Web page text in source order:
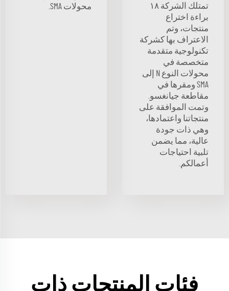
تمتلك الشركة ١٨
براءة اختراع
منتجات، وتم
الاعتراف بها كشركة
تكنولوجية متقدمة
متخصصة في
محولات النوع N إلى
SMA ومقرها في
مقاطعة جيانغسو.
وتمت الموافقة على
منتجاتنا واعتمادها،
وهي ذات جودة
عالية، مما يضمن
تلبية احتياجات
أعمالكم.
محولات SMA.
فئات المنتجات ذات